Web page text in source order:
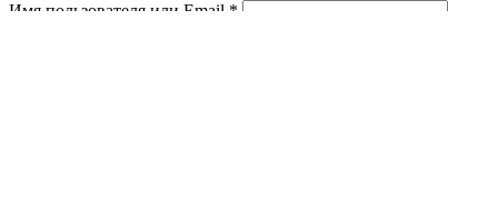
Имя пользователя или Email *